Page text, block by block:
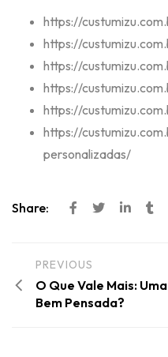
https://
https://
https://
https://
https://
https://
personalizadas/
Share:
PREVIOUS
O Que Vale Mais:
Bem Pensada?